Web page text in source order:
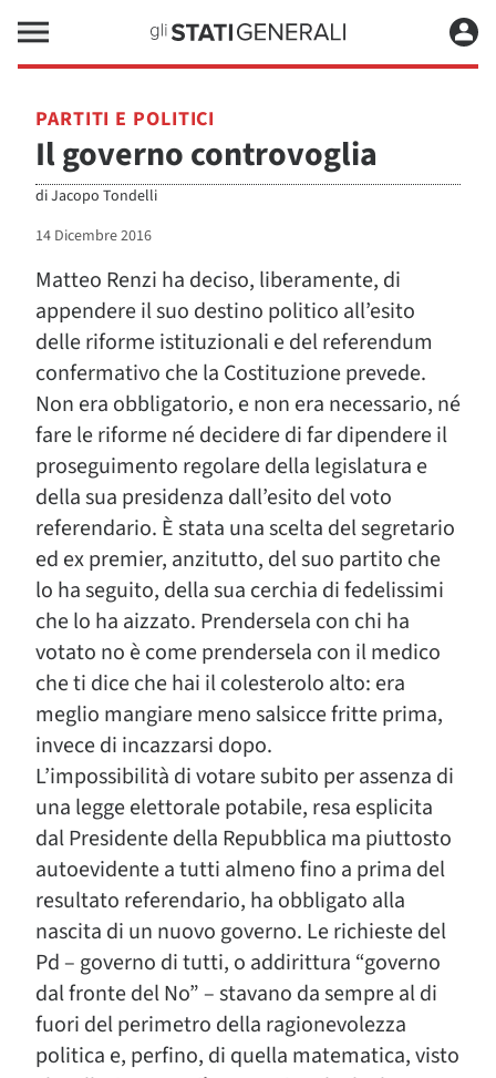
PARTITI E POLITICI
Il governo controvoglia
diJacopo Tondelli
14 Dicembre 2016
Matteo Renzi ha deciso, liberamente, di
appendere il suo destino politico all’esito
delle riforme istituzionali e del referendum
confermativo che la Costituzione prevede.
Non era obbligatorio, e non era necessario, né
fare le riforme né decidere di far dipendere il
proseguimento regolare della legislatura e
della sua presidenza dall’esito del voto
referendario. È stata una scelta del segretario
ed ex premier, anzitutto, del suo partito che
lo ha seguito, della sua cerchia di fedelissimi
che lo ha aizzato. Prendersela con chi ha
votato no è come prendersela con il medico
che ti dice che hai il colesterolo alto: era
meglio mangiare meno salsicce fritte prima,
invece di incazzarsi dopo.
L’impossibilità di votare subito per assenza di
una legge elettorale potabile, resa esplicita
dal Presidente della Repubblica ma piuttosto
autoevidente a tutti almeno fino a prima del
resultato referendario, ha obbligato alla
nascita di un nuovo governo. Le richieste del
Pd – governo di tutti, o addirittura “governo
dal fronte del No” – stavano da sempre al di
fuori del perimetro della ragionevolezza
politica e, perfino, di quella matematica, visto